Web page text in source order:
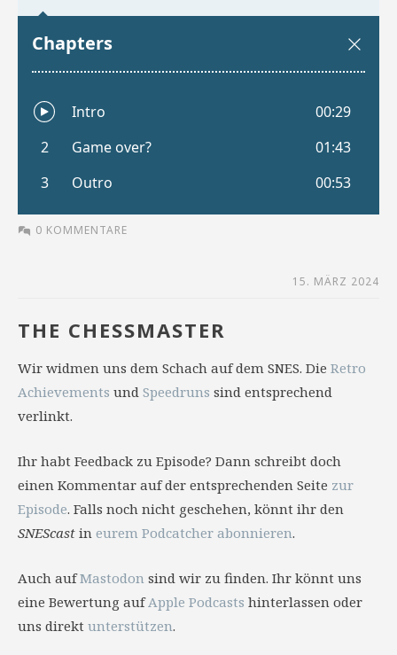
0 KOMMENTARE
15. MÄRZ 2024
THE CHESSMASTER
Wir widmen uns dem Schach auf dem SNES. Die Retro
Achievements und Speedruns sind entsprechend
verlinkt.
Ihr habt Feedback zu Episode? Dann schreibt doch
einen Kommentar auf der entsprechenden Seite zur
Episode. Falls noch nicht geschehen, könnt ihr den
SNEScast in eurem Podcatcher abonnieren.
Auch aufMastodon sind wir zu finden. Ihr könnt uns
eine Bewertung aufApple Podcasts hinterlassen oder
uns direkt unterstützen.